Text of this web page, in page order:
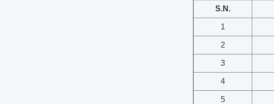
S.N.
1
2
3
4
5